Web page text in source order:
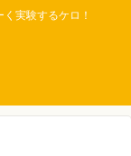
実験するケロ！